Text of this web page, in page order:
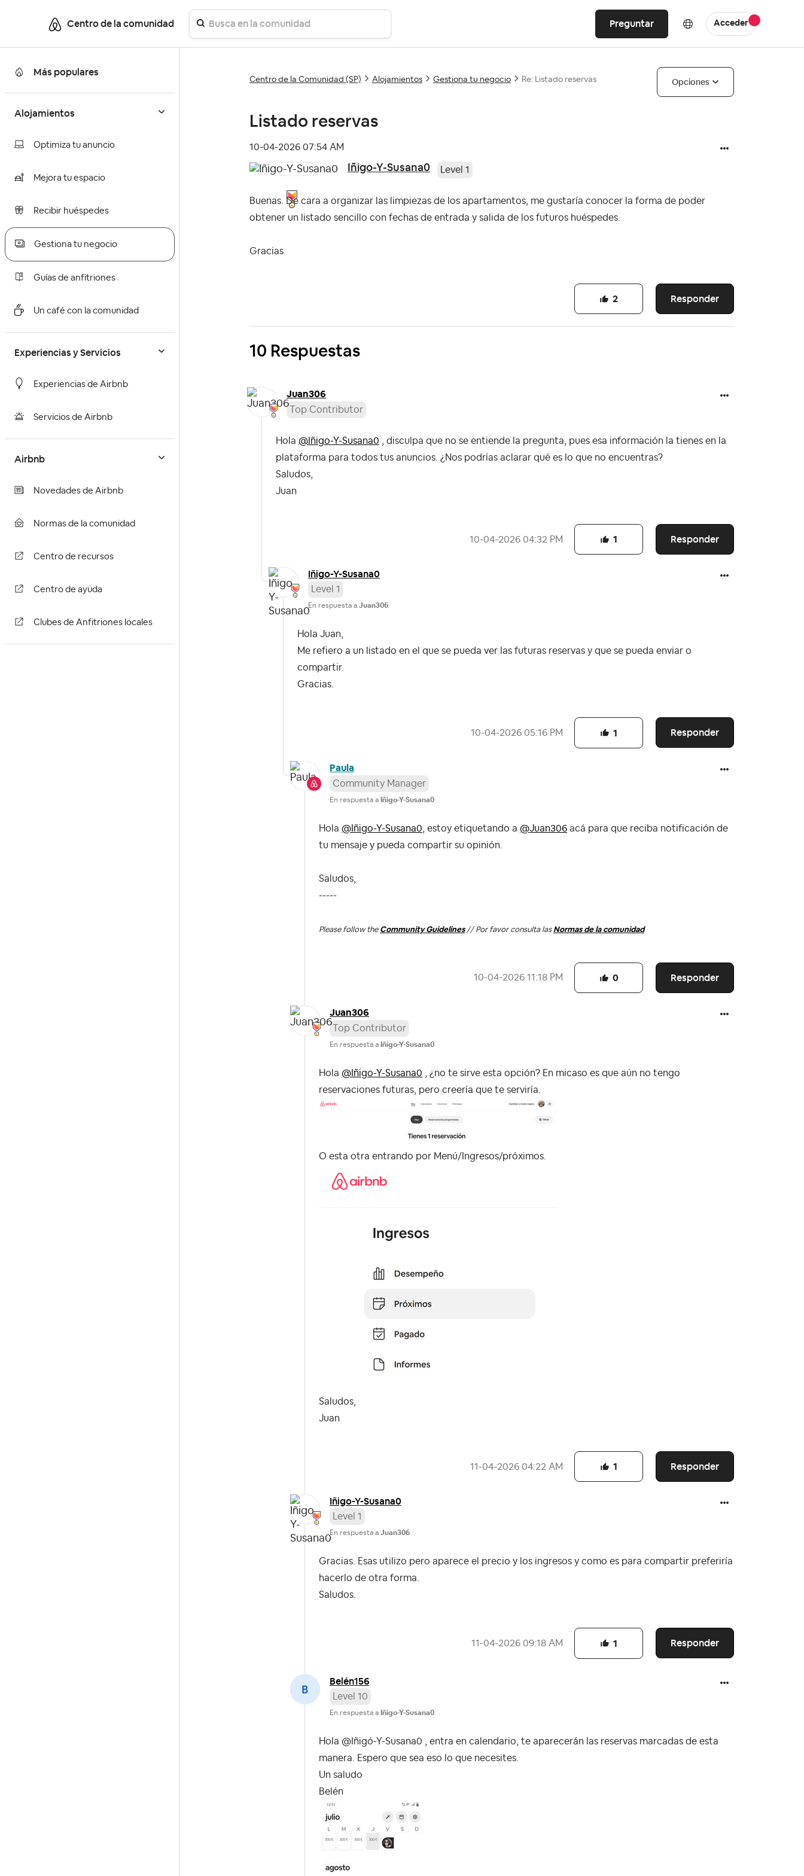
Centro de la comunidad Preguntar Acceder
Más populares
Alojamientos
Optimiza tu anuncio
Mejora tu espacio
Recibir huéspedes
Gestiona tu negocio
Guías de anfitriones
Un café con la comunidad
Experiencias y Servicios
Experiencias de Airbnb
Servicios de Airbnb
Airbnb
Novedades de Airbnb
Normas de la comunidad
Centro de recursos
Centro de ayuda
Clubes de Anfitriones locales
Centro de la Comunidad (SP) Alojamientos Gestiona tu negocio Re: Listado reservas Opciones
Listado reservas
‎10-04-2026 07:54 AM
Iñigo-Y-Susana0 Level 1
Buenas. De cara a organizar las limpiezas de los apartamentos, me gustaría conocer la forma de poder
obtener un listado sencillo con fechas de entrada y salida de los futuros huéspedes.
Gracias
Responder
2
10 Respuestas
Juan306
Top Contributor
Hola @Iñigo-Y-Susana0 , disculpa que no se entiende la pregunta, pues esa información la tienes en la
plataforma para todos tus anuncios. ¿Nos podrías aclarar qué es lo que no encuentras?
Saludos,
Juan
‎10-04-2026 04:32 PM Responder
1
Iñigo-Y-Susana0
Level 1
En respuesta a Juan306
Hola Juan,
Me refiero a un listado en el que se pueda ver las futuras reservas y que se pueda enviar o
compartir.
Gracias.
‎10-04-2026 05:16 PM Responder
1
Paula
Community Manager
En respuesta a Iñigo-Y-Susana0
Hola @Iñigo-Y-Susana0 , estoy etiquetando a @Juan306 acá para que reciba notificación de
tu mensaje y pueda compartir su opinión.
Saludos,
-----
Please follow the Community Guidelines// Por favor consulta las Normas de la comunidad
‎10-04-2026 11:18 PM Responder
0
Juan306
Top Contributor
En respuesta a Iñigo-Y-Susana0
Hola @Iñigo-Y-Susana0 , ¿no te sirve esta opción? En micaso es que aún no tengo
reservaciones futuras, pero creería que te serviría.
O esta otra entrando por Menú/Ingresos/próximos.
Saludos,
Juan
‎11-04-2026 04:22 AM Responder
1
Iñigo-Y-Susana0
Level 1
En respuesta a Juan306
Gracias. Esas utilizo pero aparece el precio y los ingresos y como es para compartir preferiría
hacerlo de otra forma.
Saludos.
‎11-04-2026 09:18 AM Responder
1
Belén156
Level 10
En respuesta a Iñigo-Y-Susana0
Hola @Iñigó-Y-Susana0 , entra en calendario, te aparecerán las reservas marcadas de esta
manera. Espero que sea eso lo que necesites.
Un saludo
Belén